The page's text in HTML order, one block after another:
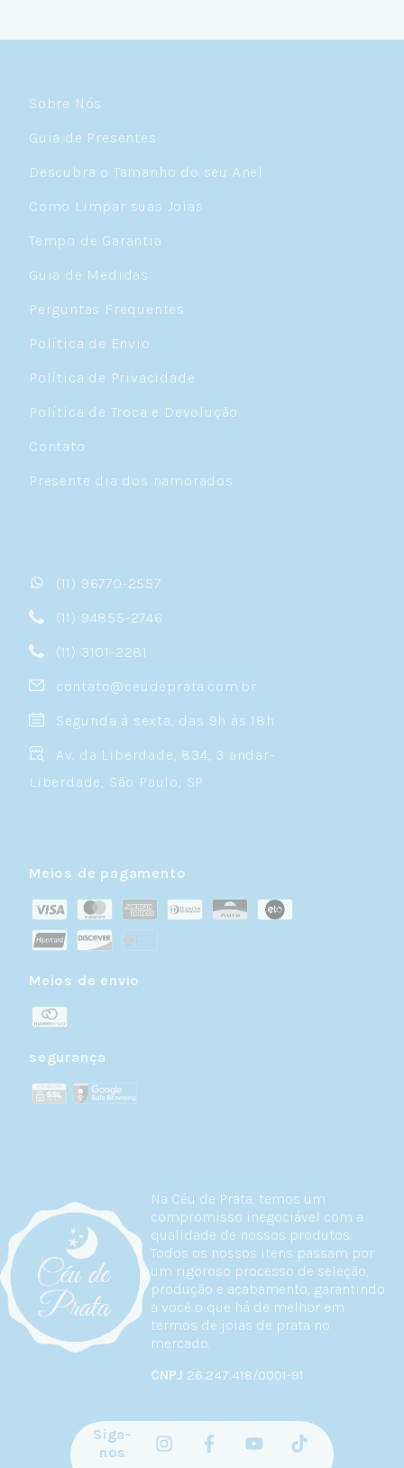
Na Céu de Prata, temos um
compromisso inegociável com a
qualidade de nossos produtos.
Todos os nossos itens passam por
um rigoroso processo de seleção,
produção e acabamento, garantindo
a você o que há de melhor em
termos de joias de prata no
mercado.
CNPJ 26.247.418/0001-91
Sobre Nós
Guia de Presentes
Descubra o Tamanho do seu Anel
Como Limpar suas Joias
Tempo de Garantia
Guia de Medidas
Perguntas Frequentes
Política de Envio
Política de Privacidade
Política de Troca e Devolução
Contato
Presente dia dos namorados
(11) 96770-2557
(11) 94855-2746
(11) 3101-2281
contato@ceudeprata.com.br
Segunda à sexta, das 9h às 18h
Av. da Liberdade, 834, 3 andar-
Liberdade, São Paulo, SP
Meios de pagamento
Meios de envio
segurança
Siga-
nos